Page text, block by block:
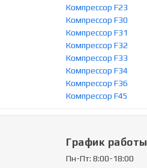
Компрессор F23
Компрессор F30
Компрессор F31
Компрессор F32
Компрессор F33
Компрессор F34
Компрессор F36
Компрессор F45
График работы
Пн-Пт: 8:00-18:00